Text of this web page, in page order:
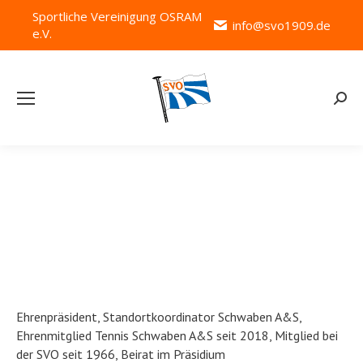
Sportliche Vereinigung OSRAM
e.V.
info@svo1909.de
Ehrenpräsident, Standortkoordinator Schwaben A&S,
Ehrenmitglied Tennis Schwaben A&S seit 2018, Mitglied bei
der SVO seit 1966, Beirat im Präsidium